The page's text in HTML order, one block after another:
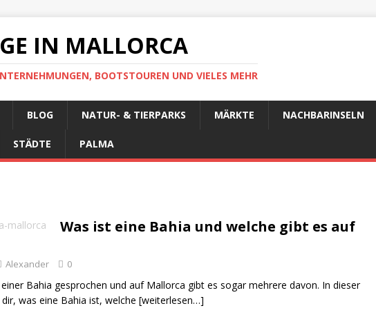
IN MALLORCA
BOOTSTOUREN UND VIELES MEHR
BLOG NATUR- & TIERPARKS MÄRKTE NACHBARINSELN
STÄDTE PALMA
Was ist eine Bahia und welche gibt es auf
Alexander 0
Bahia gesprochen und auf Mallorca gibt es sogar mehrere davon. In dieser
was eine Bahia ist, welche [weiterlesen…]